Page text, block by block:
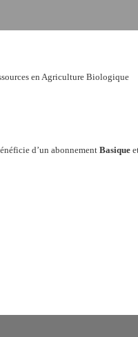
en Agriculture Biologique
d’un abonnement Basique